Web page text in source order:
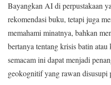
Bayangkan AI di perpustakaan
rekomendasi buku, tetapi juga
memahami minatnya, bahkan
bertanya tentang krisis batin atau
semacam ini dapat menjadi
geokognitif yang rawan disusupi